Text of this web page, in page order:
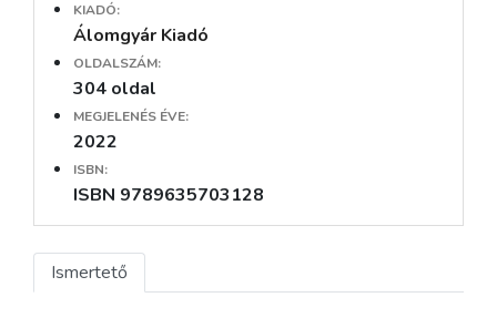
KIADÓ:
Álomgyár Kiadó
OLDALSZÁM:
304 oldal
MEGJELENÉS ÉVE:
2022
ISBN:
ISBN 9789635703128
Ismertető